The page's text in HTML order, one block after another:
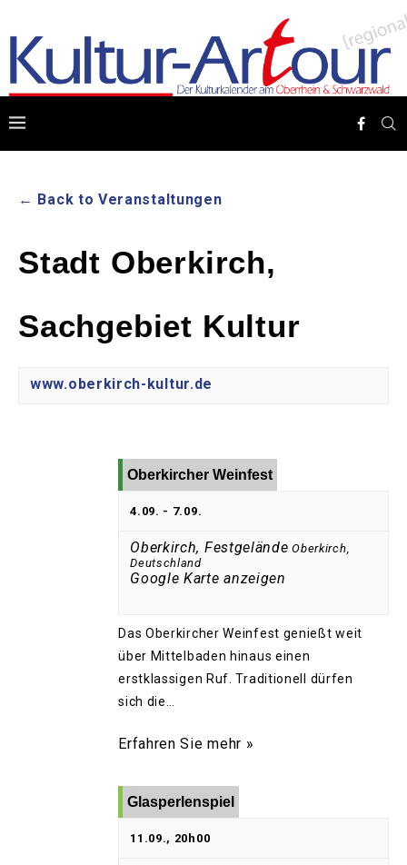
← Back to Veranstaltungen
Stadt Oberkirch,
Sachgebiet Kultur
www.oberkirch-kultur.de
Oberkircher Weinfest
4.09. - 7.09.
Oberkirch, Festgelände Oberkirch,
Deutschland
Google Karte anzeigen
Das Oberkircher Weinfest genießt weit
über Mittelbaden hinaus einen
erstklassigen Ruf. Traditionell dürfen
sich die…
Erfahren Sie mehr »
Glasperlenspiel
11.09., 20h00